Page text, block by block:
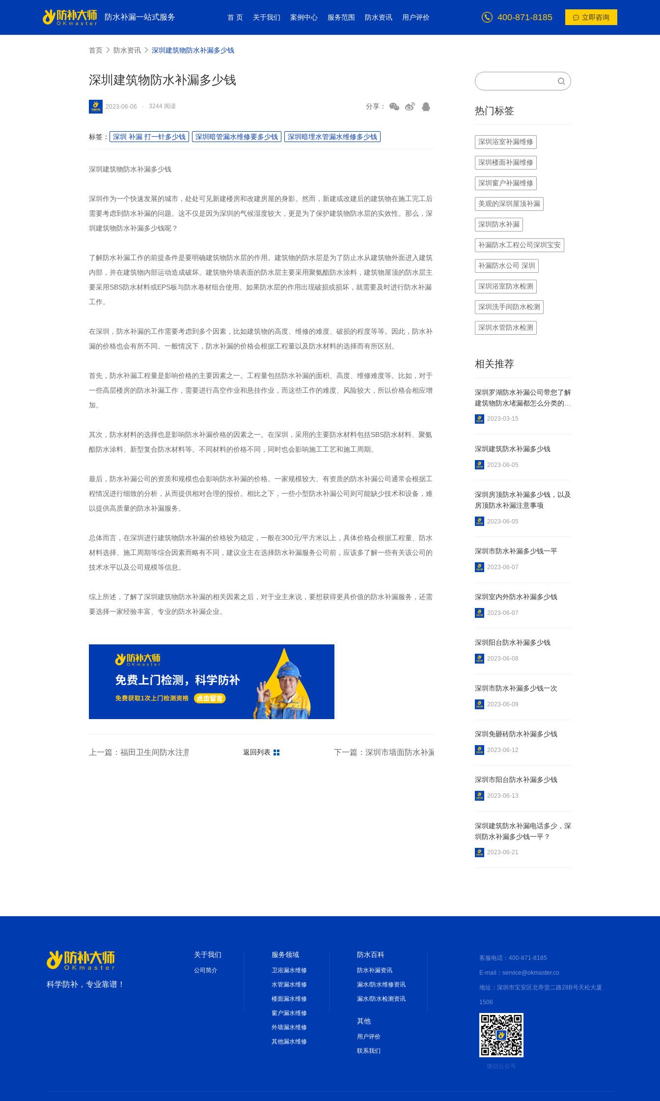
防水补漏一站式服务 首 页 关于我们 案例中心 服务范围 防水资讯 用户评价 400-871-8185 立即咨询
首页 防水资讯 深圳建筑物防水补漏多少钱
深圳建筑物防水补漏多少钱
2023-06-06 · 3244 阅读 分享：
标签： 深圳 补漏 打一针多少钱 深圳暗管漏水维修要多少钱 深圳暗埋水管漏水维修多少钱
深圳建筑物防水补漏多少钱
深圳作为一个快速发展的城市，处处可见新建楼房和改建房屋的身影。然而，新建或改建后的建筑物在施工完工后
需要考虑到防水补漏的问题。这不仅是因为深圳的气候湿度较大，更是为了保护建筑物防水层的实效性。那么，深
圳建筑物防水补漏多少钱呢？
了解防水补漏工作的前提条件是要明确建筑物防水层的作用。建筑物的防水层是为了防止水从建筑物外面进入建筑
内部，并在建筑物内部运动造成破坏。建筑物外墙表面的防水层主要采用聚氨酯防水涂料，建筑物屋顶的防水层主
要采用SBS防水材料或EPS板与防水卷材组合使用。如果防水层的作用出现破损或损坏，就需要及时进行防水补漏
工作。
在深圳，防水补漏的工作需要考虑到多个因素，比如建筑物的高度、维修的难度、破损的程度等等。因此，防水补
漏的价格也会有所不同。一般情况下，防水补漏的价格会根据工程量以及防水材料的选择而有所区别。
首先，防水补漏工程量是影响价格的主要因素之一。工程量包括防水补漏的面积、高度、维修难度等。比如，对于
一些高层楼房的防水补漏工作，需要进行高空作业和悬挂作业，而这些工作的难度、风险较大，所以价格会相应增
加。
其次，防水材料的选择也是影响防水补漏价格的因素之一。在深圳，采用的主要防水材料包括SBS防水材料、聚氨
酯防水涂料、新型复合防水材料等。不同材料的价格不同，同时也会影响施工工艺和施工周期。
最后，防水补漏公司的资质和规模也会影响防水补漏的价格。一家规模较大、有资质的防水补漏公司通常会根据工
程情况进行细致的分析，从而提供相对合理的报价。相比之下，一些小型防水补漏公司则可能缺少技术和设备，难
以提供高质量的防水补漏服务。
总体而言，在深圳进行建筑物防水补漏的价格较为稳定，一般在300元/平方米以上，具体价格会根据工程量、防水
材料选择、施工周期等综合因素而略有不同，建议业主在选择防水补漏服务公司前，应该多了解一些有关该公司的
技术水平以及公司规模等信息。
综上所述，了解了深圳建筑物防水补漏的相关因素之后，对于业主来说，要想获得更具价值的防水补漏服务，还需
要选择一家经验丰富、专业的防水补漏企业。
上一篇：福田卫生间防水注意事项你一定要知道返回列表 下一篇：深圳市墙面防水补漏多少钱
热门标签
深圳浴室补漏维修
深圳楼面补漏维修
深圳窗户补漏维修
美观的深圳屋顶补漏
深圳防水补漏
补漏防水工程公司深圳宝安
补漏防水公司 深圳
深圳浴室防水检测
深圳洗手间防水检测
深圳水管防水检测
相关推荐
深圳罗湖防水补漏公司带您了解
建筑物防水堵漏都怎么分类的？
2023-03-15
深圳建筑防水补漏多少钱
2023-06-05
深圳房顶防水补漏多少钱，以及
房顶防水补漏注意事项
2023-06-05
深圳市防水补漏多少钱一平
2023-06-07
深圳室内外防水补漏多少钱
2023-06-07
深圳阳台防水补漏多少钱
2023-06-08
深圳市防水补漏多少钱一次
2023-06-09
深圳免砸砖防水补漏多少钱
2023-06-12
深圳市阳台防水补漏多少钱
2023-06-13
深圳建筑防水补漏电话多少，深
圳防水补漏多少钱一平？
2023-06-21
科学防补，专业靠谱！
关于我们
公司简介
服务领域
卫浴漏水维修
水管漏水维修
楼面漏水维修
窗户漏水维修
外墙漏水维修
其他漏水维修
防水百科
防水补漏资讯
漏水/防水维修资讯
漏水/防水检测资讯
其他
用户评价
联系我们
客服电话：400-871-8185
E-mail：service@okmaster.co
地址：深圳市宝安区北帝堂二路28B号天松大厦
1506
微信公众号